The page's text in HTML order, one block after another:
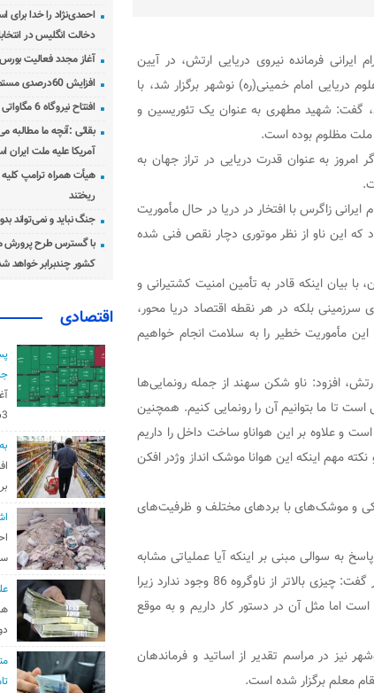
ایرانی فرمانده نیروی دریایی ارتش، در آیین
دریایی امام خمینی(ره) نوشهر برگزار شد، با
گفت: شهید مطهری به عنوان یک تئوریسین و
مظلوم بوده است.
به عنوان قدرت دریایی در تراز جهان به
ایرانی زاگرس با افتخار در دریا در حال مأموریت
این ناو از نظر موتوری دچار نقص فنی شده
بیان اینکه قادر به تأمین امنیت کشتیرانی و
بلکه در هر نقطه اقتصاد دریا محور،
مأموریت خطیر را به سلامت انجام خواهیم
افزود: ناو شکن سهند از جمله رونمایی‌ها
تا ما بتوانیم آن را رونمایی کنیم. همچنین
است و علاوه بر این هواناو ساخت داخل را داریم
مهم اینکه این هوانا موشک انداز وژدر افکن
و موشک‌های با بردهای مختلف و ظرفیت‌های
به سوالی مبنی بر اینکه آیا عملیاتی مشابه
ناوگروه 86 در دستور کار نیروی دریایی قرار دارد یا خیر گفت: چیزی بالاتر از ناوگروه 86 وجود ندارد زیرا
است اما مثل آن در دستور کار داریم و به موقع
نیز در مراسم تقدیر از اساتید و فرماندهان
معلم برگزار شده است.
احمدی‌نژاد را خدا برای
دخالت انگلیس در انتخابات ۸۴ برای پیروزی
آغاز مجدد فعالیت بورس با رشد
افزایش 60درصدی مستمری بگیران تامین اجتماعی
افتتاح نیروگاه 6 مگاواتی خورشیدی در کجور مازندران
بقائی :آنچه ما مطالبه
آمریکا علیه ملت ایران
هیأت همراه ترامپ
ریختند
جنگ نباید و نمی‌تواند
با گسترس طرح پرورش
کشور چندبرابر خواهد
اقتصادی